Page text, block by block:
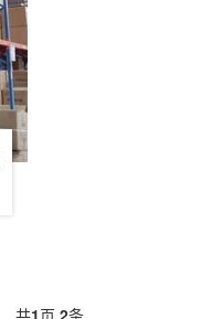
共1页 2条